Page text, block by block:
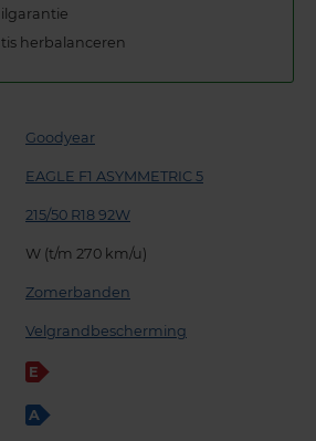
herbalanceren
Goodyear
EAGLE F1 ASYMMETRIC 5
215/50 R18 92W
W (t/m 270 km/u)
Zomerbanden
Velgrandbescherming
E
A